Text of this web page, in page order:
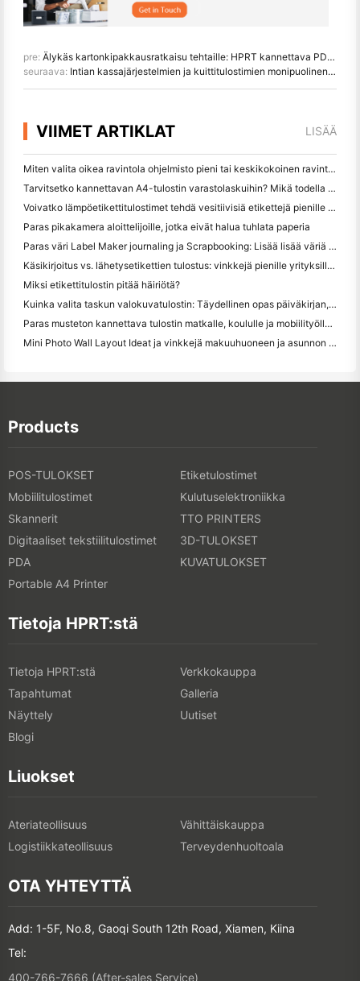
pre: Älykäs kartonkipakkausratkaisu tehtaille: HPRT kannettava PDA ja kannettava tarratulostin
seuraava: Intian kassajärjestelmien ja kuittitulostimien monipuolinen kysyntä
VIIMET ARTIKLAT LISÄÄ
Miten valita oikea ravintola ohjelmisto pieni tai keskikokoinen ravintola
Tarvitsetko kannettavan A4-tulostin varastolaskuihin? Mikä todella toimii
Voivatko lämpöetikettitulostimet tehdä vesitiivisiä etikettejä pienille yritystuotteille?
Paras pikakamera aloittelijoille, jotka eivät halua tuhlata paperia
Paras väri Label Maker journaling ja Scrapbooking: Lisää lisää väriä jokaiselle sivulle
Käsikirjoitus vs. lähetysetikettien tulostus: vinkkejä pienille yrityksille vuonna 2026
Miksi etikettitulostin pitää häiriötä?
Kuinka valita taskun valokuvatulostin: Täydellinen opas päiväkirjan, matkan ja iPhone-käyttäjille
Paras musteton kannettava tulostin matkalle, koululle ja mobiilityölle: Hanin MT620 Pro Review
Mini Photo Wall Layout Ideat ja vinkkejä makuuhuoneen ja asunnon koristelu
Products
POS-TULOKSET
Etiketulostimet
Mobiilitulostimet
Kulutuselektroniikka
Skannerit
TTO PRINTERS
Digitaaliset tekstiilitulostimet
3D-TULOKSET
PDA
KUVATULOKSET
Portable A4 Printer
Tietoja HPRT:stä
Tietoja HPRT:stä
Verkkokauppa
Tapahtumat
Galleria
Näyttely
Uutiset
Blogi
Liuokset
Ateriateollisuus
Vähittäiskauppa
Logistiikkateollisuus
Terveydenhuoltoala
OTA YHTEYTTÄ
Add: 1-5F, No.8, Gaoqi South 12th Road, Xiamen, Kiina
Tel:
400-766-7666 (After-sales Service)